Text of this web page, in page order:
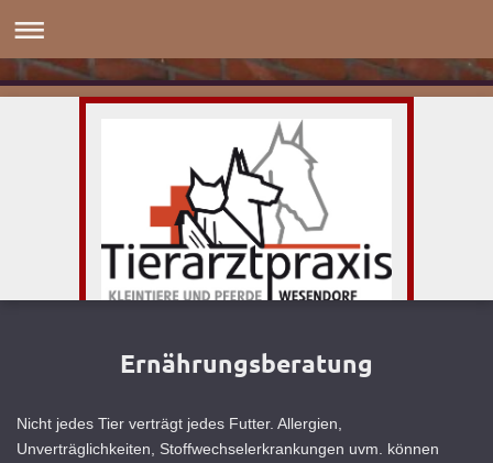
Ernährungsberatung
Nicht jedes Tier verträgt jedes Futter. Allergien,
Unverträglichkeiten, Stoffwechselerkrankungen uvm. können